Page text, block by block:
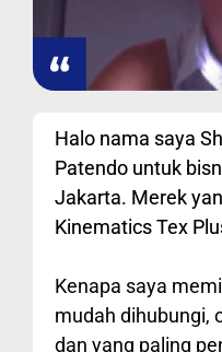
Halo nama saya
Patendo untuk
Jakarta. Merek
Kinematics Tex
Kenapa saya
mudah dihubungi,
dan yang paling